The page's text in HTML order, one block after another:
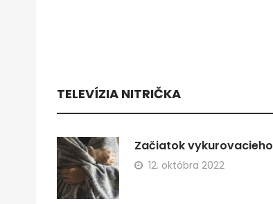
TELEVÍZIA NITRIČKA
Začiatok
12. októbra 2022